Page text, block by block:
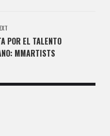
POR EL TALENTO
MMARTISTS